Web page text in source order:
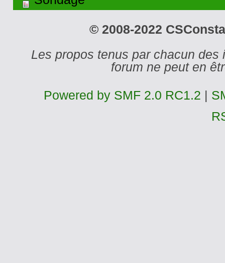
© 2008-2022
Les propos tenus par chacun
forum ne peut en
Powered by SMF 2.0 RC1.2 |